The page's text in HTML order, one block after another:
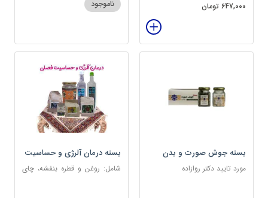
647,000 تومان ناموجود
بسته جوش صورت و بدن
مورد تایید دکتر روازاده
بسته درمان آلرژی و حساسیت
فصلی
شامل: روغن و قطره بنفشه، چای